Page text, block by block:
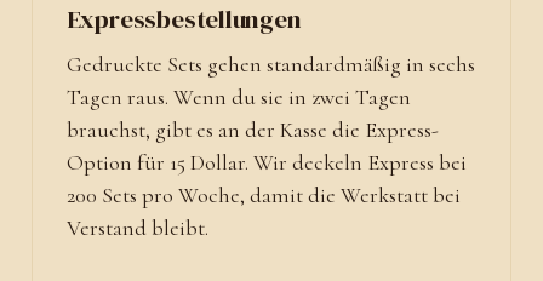
Expressbestellungen
Gedruckte Sets gehen standardmäßig in sechs
Tagen raus. Wenn du sie in zwei Tagen
brauchst, gibt es an der Kasse die Express-
Option für 15 Dollar. Wir deckeln Express bei
200 Sets pro Woche, damit die Werkstatt bei
Verstand bleibt.